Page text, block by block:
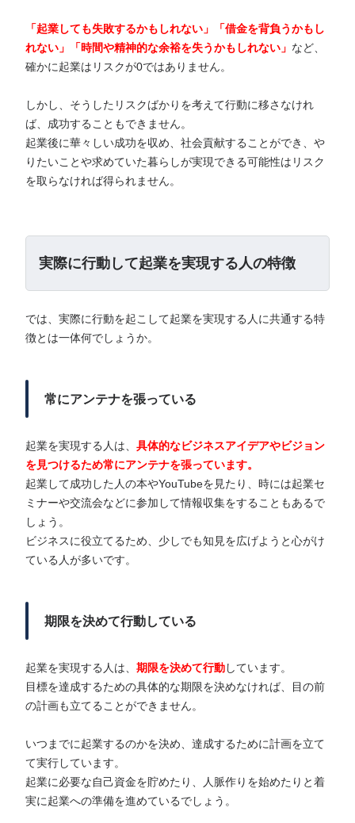
「起業しても失敗するかもしれない」「借金を背負うかもし
れない」「時間や精神的な余裕を失うかもしれない」 など、
確かに起業はリスクが0ではありません。
しかし、そうしたリスクばかりを考えて行動に移さなけれ
ば、成功することもできません。
起業後に華々しい成功を収め、社会貢献することができ、や
りたいことや求めていた暮らしが実現できる可能性はリスク
を取らなければ得られません。
実際に行動して起業を実現する人の特徴
では、実際に行動を起こして起業を実現する人に共通する特
徴とは一体何でしょうか。
常にアンテナを張っている
起業を実現する人は、 具体的なビジネスアイデアやビジョン
を見つけるため常にアンテナを張っています。
起業して成功した人の本やYouTubeを見たり、時には起業セ
ミナーや交流会などに参加して情報収集をすることもあるで
しょう。
ビジネスに役立てるため、少しでも知見を広げようと心がけ
ている人が多いです。
期限を決めて行動している
起業を実現する人は、 期限を決めて行動 しています。
目標を達成するための具体的な期限を決めなければ、目の前
の計画も立てることができません。
いつまでに起業するのかを決め、達成するために計画を立て
て実行しています。
起業に必要な自己資金を貯めたり、人脈作りを始めたりと着
実に起業への準備を進めているでしょう。